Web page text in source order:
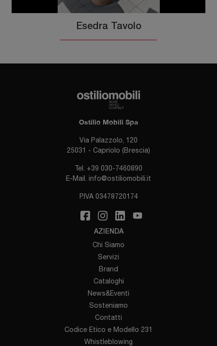
Esedra Tavolo
Ostilio Mobili Spa
Via Palazzolo, 120
25031 - Capriolo (Brescia)
Tel. +39 030-7460890
E-Mail. info@ostiliomobili.it
P.IVA 03478720174
AZIENDA
Chi Siamo
Servizi
Brand
Cataloghi
News&Eventi
Sosteniamo
Contatti
Codice Etico e Modello 231
Whistleblowing